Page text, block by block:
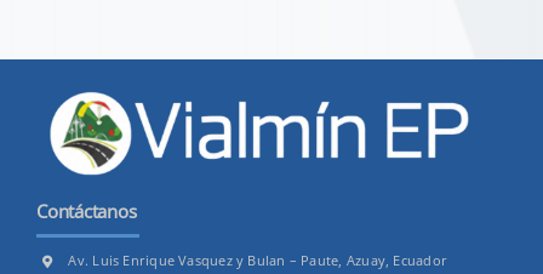
Contáctanos
Av. Luis Enrique Vasquez y Bulan – Paute, Azuay, Ecuador